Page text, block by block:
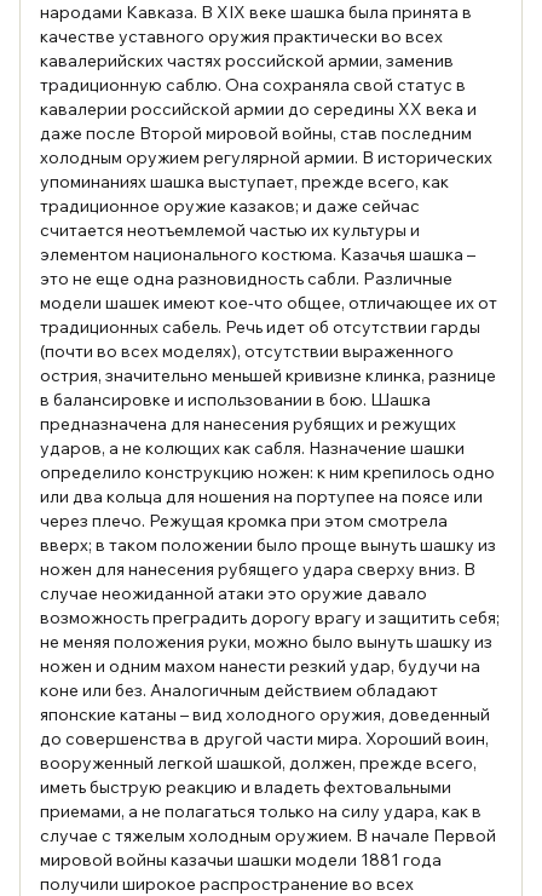
народами Кавказа. В XIX веке шашка была принята в
качестве уставного оружия практически во всех
кавалерийских частях российской армии, заменив
традиционную саблю. Она сохраняла свой статус в
кавалерии российской армии до середины XX века и
даже после Второй мировой войны, став последним
холодным оружием регулярной армии. В исторических
упоминаниях шашка выступает, прежде всего, как
традиционное оружие казаков; и даже сейчас
считается неотъемлемой частью их культуры и
элементом национального костюма. Казачья шашка –
это не еще одна разновидность сабли. Различные
модели шашек имеют кое-что общее, отличающее их от
традиционных сабель. Речь идет об отсутствии гарды
(почти во всех моделях), отсутствии выраженного
острия, значительно меньшей кривизне клинка, разнице
в балансировке и использовании в бою. Шашка
предназначена для нанесения рубящих и режущих
ударов, а не колющих как сабля. Назначение шашки
определило конструкцию ножен: к ним крепилось одно
или два кольца для ношения на портупее на поясе или
через плечо. Режущая кромка при этом смотрела
вверх; в таком положении было проще вынуть шашку из
ножен для нанесения рубящего удара сверху вниз. В
случае неожиданной атаки это оружие давало
возможность преградить дорогу врагу и защитить себя;
не меняя положения руки, можно было вынуть шашку из
ножен и одним махом нанести резкий удар, будучи на
коне или без. Аналогичным действием обладают
японские катаны – вид холодного оружия, доведенный
до совершенства в другой части мира. Хороший воин,
вооруженный легкой шашкой, должен, прежде всего,
иметь быструю реакцию и владеть фехтовальными
приемами, а не полагаться только на силу удара, как в
случае с тяжелым холодным оружием. В начале Первой
мировой войны казачьи шашки модели 1881 года
получили широкое распространение во всех